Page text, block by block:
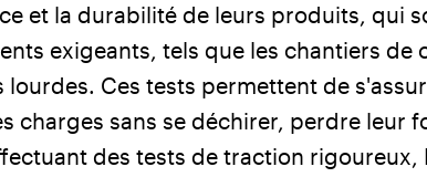
et la durabilité de leurs produits, qui
exigeants, tels que les chantiers de
Ces tests permettent de
charges sans se déchirer, perdre leur
des tests de traction rigoureux,